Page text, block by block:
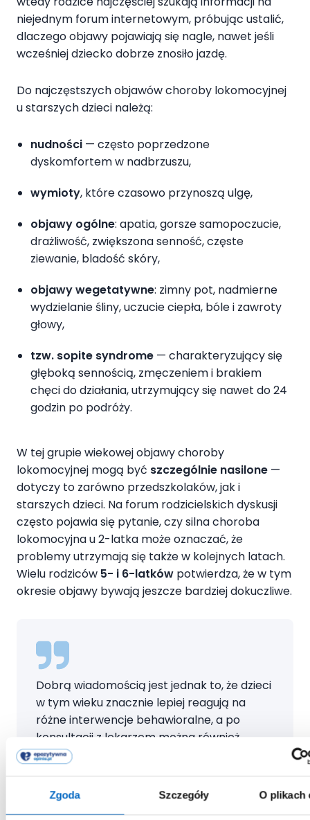
Zgoda Szczegóły O plikach
niejednym forum internetowym, próbując ustalić,
dlaczego objawy pojawiają się nagle, nawet jeśli
wcześniej dziecko dobrze znosiło jazdę.
Do najczęstszych objawów choroby lokomocyjnej
u starszych dzieci należą:
nudności — często poprzedzone
dyskomfortem w nadbrzuszu,
wymioty, które czasowo przynoszą ulgę,
objawy ogólne: apatia, gorsze samopoczucie,
drażliwość, zwiększona senność, częste
ziewanie, bladość skóry,
objawy wegetatywne: zimny pot, nadmierne
wydzielanie śliny, uczucie ciepła, bóle i zawroty
głowy,
tzw. sopite syndrome — charakteryzujący się
głęboką sennością, zmęczeniem i brakiem
chęci do działania, utrzymujący się nawet do 24
godzin po podróży.
W tej grupie wiekowej objawy choroby
lokomocyjnej mogą być szczególnie nasilone —
dotyczy to zarówno przedszkolaków, jak i
starszych dzieci. Na forum rodzicielskich dyskusji
często pojawia się pytanie, czy silna choroba
lokomocyjna u 2-latka może oznaczać, że
problemy utrzymają się także w kolejnych latach.
Wielu rodziców 5- i 6-latków potwierdza, że w tym
okresie objawy bywają jeszcze bardziej dokuczliwe.
Dobrą wiadomością jest jednak to, że dzieci
w tym wieku znacznie lepiej reagują na
różne interwencje behawioralne, a po
konsultacji z lekarzem można również
rozważyć dodatkowe strategie, w tym leki
na chorobę lokomocyjną.